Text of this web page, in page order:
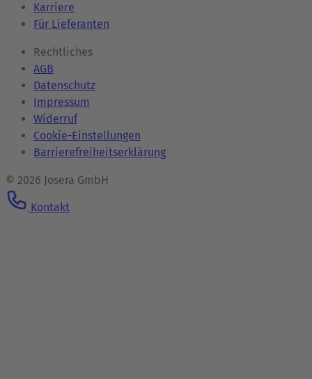
Karriere
Für Lieferanten
Rechtliches
AGB
Datenschutz
Impressum
Widerruf
Cookie-Einstellungen
Barrierefreiheitserklärung
© 2026 Josera GmbH
Kontakt